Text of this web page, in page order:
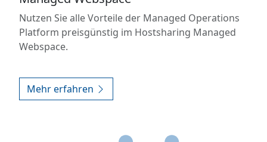
Nutzen Sie alle Vorteile der Managed Operations
Platform preisgünstig im Hostsharing Managed
Webspace.
Mehr erfahren